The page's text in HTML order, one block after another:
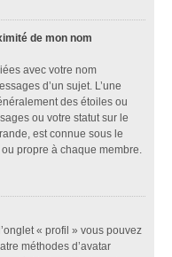
de mon nom
avec votre nom
d’un sujet. L’une
des étoiles ou
ou votre statut sur le
est connue sous le
propre à chaque membre.
« profil » vous pouvez
méthodes d’avatar